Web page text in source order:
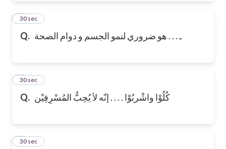
Q. ـ . . . هو ضروري لنمو الجسم و دوام الصحة
5
30 sec
Q. كُلُوْا واشْربُوْا . . . . إنّه لاَ يُحِبُّ المُسْرِفِيْن
6
30 sec
7
30 sec